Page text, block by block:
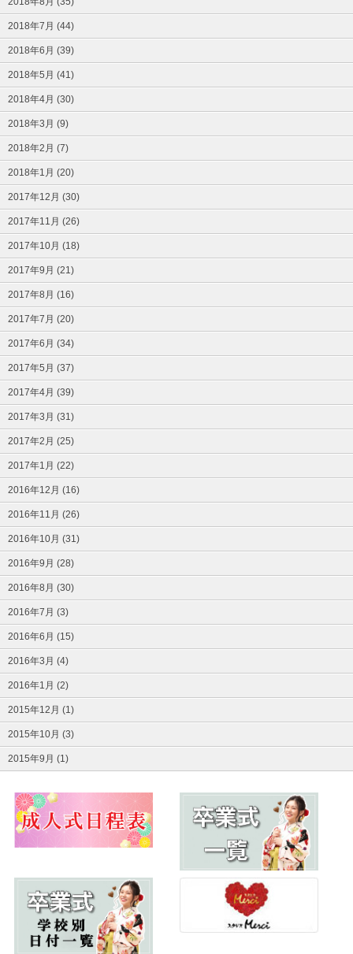
2018年7月 (44)
2018年6月 (39)
2018年5月 (41)
2018年4月 (30)
2018年3月 (9)
2018年2月 (7)
2018年1月 (20)
2017年12月 (30)
2017年11月 (26)
2017年10月 (18)
2017年9月 (21)
2017年8月 (16)
2017年7月 (20)
2017年6月 (34)
2017年5月 (37)
2017年4月 (39)
2017年3月 (31)
2017年2月 (25)
2017年1月 (22)
2016年12月 (16)
2016年11月 (26)
2016年10月 (31)
2016年9月 (28)
2016年8月 (30)
2016年7月 (3)
2016年6月 (15)
2016年3月 (4)
2016年1月 (2)
2015年12月 (1)
2015年10月 (3)
2015年9月 (1)